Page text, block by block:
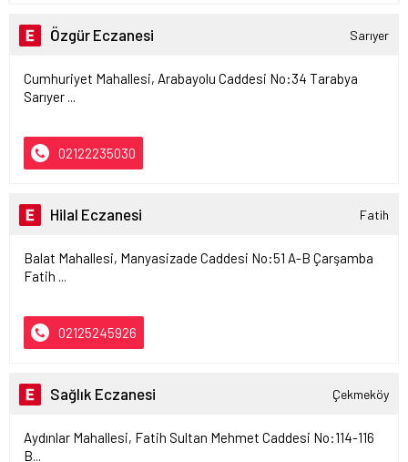
Özgür Eczanesi Sarıyer
Cumhuriyet Mahallesi, Arabayolu Caddesi No:34 Tarabya
Sarıyer ...
02122235030
Hilal Eczanesi Fatih
Balat Mahallesi, Manyasizade Caddesi No:51 A-B Çarşamba
Fatih ...
02125245926
Sağlık Eczanesi Çekmeköy
Aydınlar Mahallesi, Fatih Sultan Mehmet Caddesi No:114-116
B...